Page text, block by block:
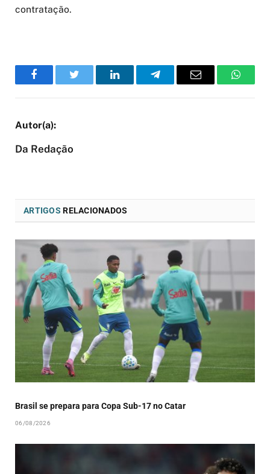
contratação.
FacebookTwitter LinkedInTelegramEmail
Da Redação
ARTIGOS RELACIONADOS
Brasil se prepara para Copa Sub-17 no Catar
06/08/2026